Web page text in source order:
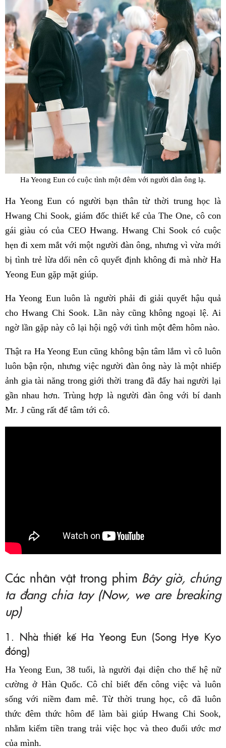
Ha Yeong Eun có cuộc tình một đêm với người đàn ông lạ.
Ha Yeong Eun có người bạn thân từ thời trung học là
Hwang Chi Sook, giám đốc thiết kế của The One, cô con
gái giàu có của CEO Hwang. Hwang Chi Sook có cuộc
hẹn đi xem mắt với một người đàn ông, nhưng vì vừa mới
bị tình trẻ lừa dối nên cô quyết định không đi mà nhờ Ha
Yeong Eun gặp mặt giúp.
Ha Yeong Eun luôn là người phải đi giải quyết hậu quả
cho Hwang Chi Sook. Lần này cũng không ngoại lệ. Ai
ngờ lần gặp này cô lại hội ngộ với tình một đêm hôm nào.
Thật ra Ha Yeong Eun cũng không bận tâm lắm vì cô luôn
luôn bận rộn, nhưng việc người đàn ông này là một nhiếp
ảnh gia tài năng trong giới thời trang đã đẩy hai người lại
gần nhau hơn. Trùng hợp là người đàn ông với bí danh
Mr. J cũng rất để tâm tới cô.
Các nhân vật trong phim Bây giờ, chúng
ta đang chia tay (Now, we are breaking
up)
1. Nhà thiết kế Ha Yeong Eun (Song Hye Kyo
đóng)
Ha Yeong Eun, 38 tuổi, là người đại diện cho thế hệ nữ
cường ở Hàn Quốc. Cô chỉ biết đến công việc và luôn
sống với niềm đam mê. Từ thời trung học, cô đã luôn
thức đêm thức hôm để làm bài giúp Hwang Chi Sook,
nhằm kiếm tiền trang trải việc học và theo đuổi ước mơ
của mình.